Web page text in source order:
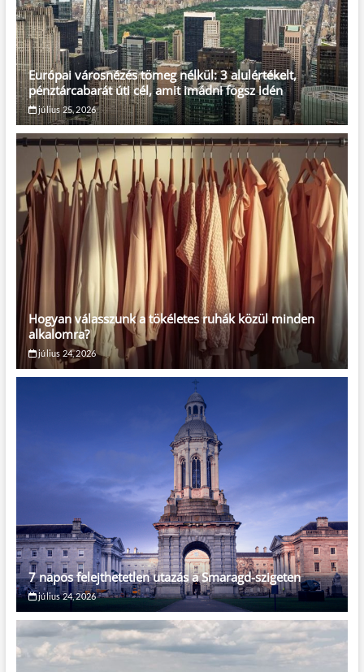
Európai városnézés tömeg nélkül: 3 alulértékelt,
pénztárcabarát úti cél, amit imádni fogsz idén
július 25, 2026
Hogyan válasszunk a tökéletes ruhák közül minden
alkalomra?
július 24, 2026
7 napos felejthetetlen utazás a Smaragd-szigeten
július 24, 2026